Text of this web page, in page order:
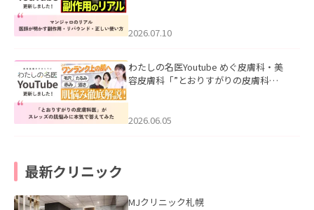
た。
2026.07.10
わたしの名医Youtube めぐ皮膚科・美
容皮膚科「”とおりすがりの皮膚科
2026.06.05
最新クリニック
MJクリニック札幌